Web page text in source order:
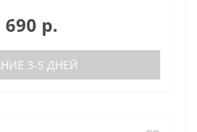
690 р.
3-5 ДНЕЙ